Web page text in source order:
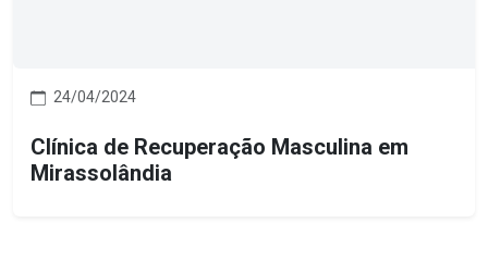
24/04/2024
Clínica de Recuperação Masculina em
Mirassolândia